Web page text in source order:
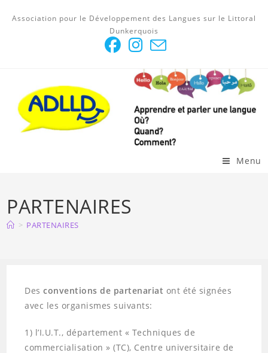
Association pour le Développement des Langues sur le Littoral
Dunkerquois
Menu
PARTENAIRES
> PARTENAIRES
Desconventions de partenariat ont été signées
avec les organismes suivants:
1) l’I.U.T., département « Techniques de
commercialisation » (TC), Centre universitaire de